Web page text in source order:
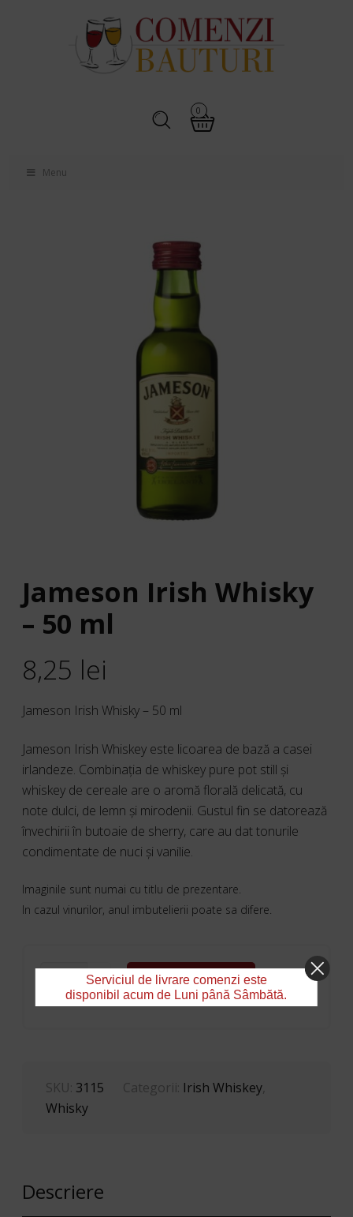
0
Menu
Jameson Irish Whisky
– 50 ml
8,25 lei
Jameson Irish Whisky – 50 ml
Jameson Irish Whiskey este licoarea de bază a casei
irlandeze. Combinația de whiskey pure pot still și
whiskey de cereale are o aromă florală delicată, cu
note dulci, de lemn și mirodenii. Gustul fin se datorează
învechirii în butoaie de sherry, care au dat tonurile
condimentate de nuci și vanilie.
Imaginile sunt numai cu titlu de prezentare.
In cazul vinurilor, anul imbutelierii poate sa difere.
CANTITATE
JAMESON
IRISH
WHISKY
ADAUGĂ ÎN COȘ
SKU: 3115 Categorii: Irish Whiskey
Whisky
Descriere
Serviciul de livrare comenzi este
disponibil acum de Luni până Sâmbătă.